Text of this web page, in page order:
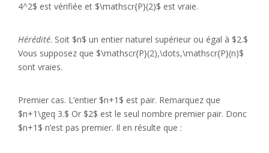
4^2$ est vérifiée et $\mathscr{P}(2)$ est vraie.
Hérédité. Soit $n$ un entier naturel supérieur ou égal à $2.$
Vous supposez que $\mathscr{P}(2),\dots,\mathscr{P}(n)$
sont vraies.
Premier cas. L’entier $n+1$ est pair. Remarquez que
$n+1\geq 3.$ Or $2$ est le seul nombre premier pair. Donc
$n+1$ n’est pas premier. Il en résulte que :